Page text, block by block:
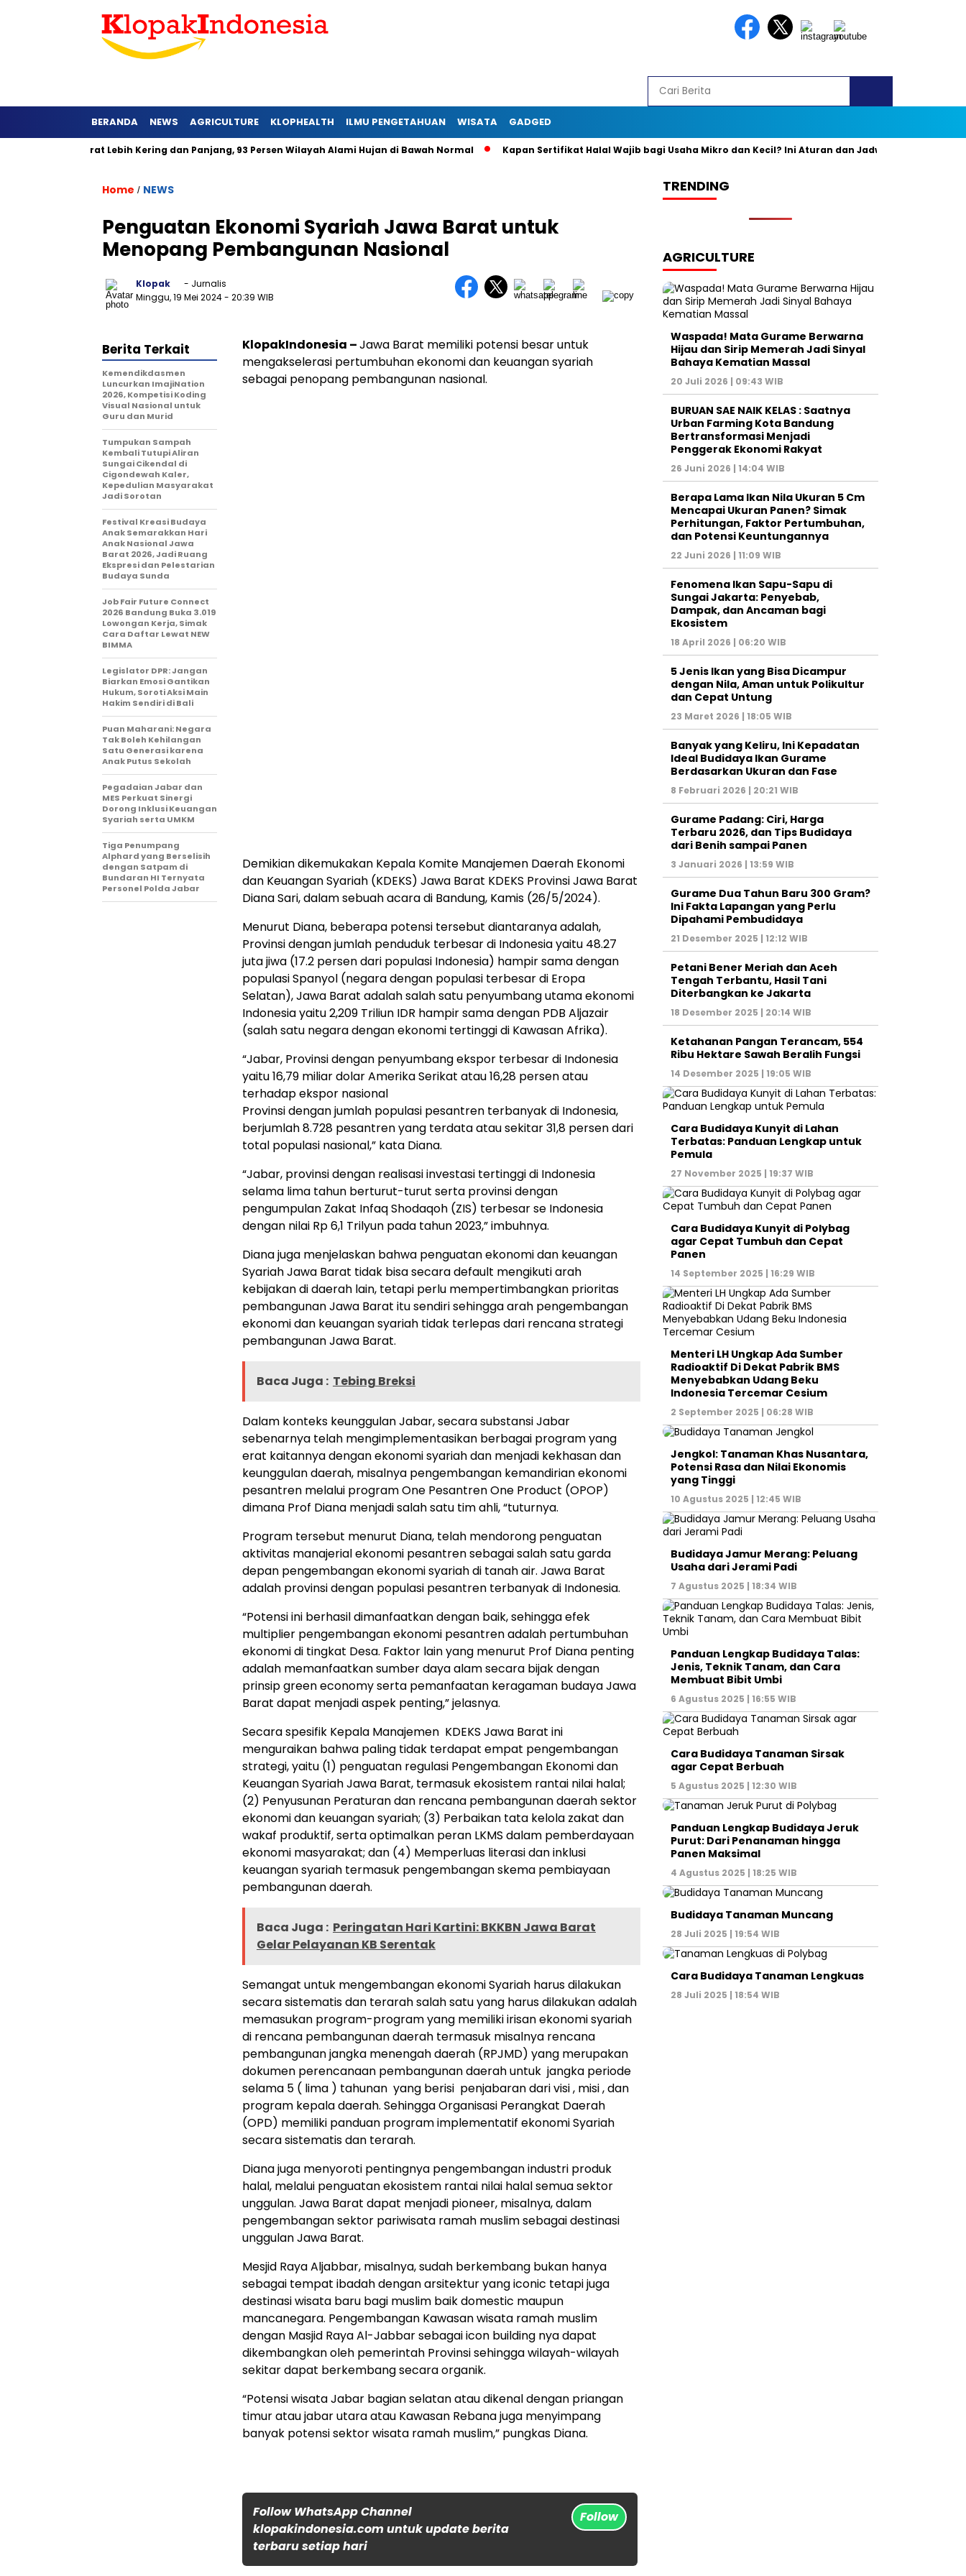
BERANDA NEWS AGRICULTURE KLOPHEALTH ILMU PENGETAHUAN WISATA GADGED
di Jawa Barat Lebih Kering dan Panjang, 93 Persen Wilayah Alami Hujan di Bawah Normal Kapan Sertifikat Halal Wajib bagi Usaha Mikro dan Kecil? Ini Aturan dan Jadwal Resminya
Home / NEWS
Penguatan Ekonomi Syariah Jawa Barat untuk
Menopang Pembangunan Nasional
Klopak
- Jurnalis
Minggu, 19 Mei 2024- 20:39 WIB
KlopakIndonesia –Jawa Barat memiliki potensi besar untuk
mengakselerasi pertumbuhan ekonomi dan keuangan syariah
sebagai penopang pembangunan nasional.
Demikian dikemukakan Kepala Komite Manajemen Daerah Ekonomi
dan Keuangan Syariah (KDEKS) Jawa Barat KDEKS Provinsi Jawa Barat
Diana Sari, dalam sebuah acara di Bandung, Kamis (26/5/2024).
Menurut Diana, beberapa potensi tersebut diantaranya adalah,
Provinsi dengan jumlah penduduk terbesar di Indonesia yaitu 48.27
juta jiwa (17.2 persen dari populasi Indonesia) hampir sama dengan
populasi Spanyol (negara dengan populasi terbesar di Eropa
Selatan), Jawa Barat adalah salah satu penyumbang utama ekonomi
Indonesia yaitu 2,209 Triliun IDR hampir sama dengan PDB Aljazair
(salah satu negara dengan ekonomi tertinggi di Kawasan Afrika).
“Jabar, Provinsi dengan penyumbang ekspor terbesar di Indonesia
yaitu 16,79 miliar dolar Amerika Serikat atau 16,28 persen atau
terhadap ekspor nasional
Provinsi dengan jumlah populasi pesantren terbanyak di Indonesia,
berjumlah 8.728 pesantren yang terdata atau sekitar 31,8 persen dari
total populasi nasional,” kata Diana.
“Jabar, provinsi dengan realisasi investasi tertinggi di Indonesia
selama lima tahun berturut-turut serta provinsi dengan
pengumpulan Zakat Infaq Shodaqoh (ZIS) terbesar se Indonesia
dengan nilai Rp 6,1 Trilyun pada tahun 2023,” imbuhnya.
Diana juga menjelaskan bahwa penguatan ekonomi dan keuangan
Syariah Jawa Barat tidak bisa secara default mengikuti arah
kebijakan di daerah lain, tetapi perlu mempertimbangkan prioritas
pembangunan Jawa Barat itu sendiri sehingga arah pengembangan
ekonomi dan keuangan syariah tidak terlepas dari rencana strategi
pembangunan Jawa Barat.
Baca Juga : Tebing Breksi
Dalam konteks keunggulan Jabar, secara substansi Jabar
sebenarnya telah mengimplementasikan berbagai program yang
erat kaitannya dengan ekonomi syariah dan menjadi kekhasan dan
keunggulan daerah, misalnya pengembangan kemandirian ekonomi
pesantren melalui program One Pesantren One Product (OPOP)
dimana Prof Diana menjadi salah satu tim ahli, “tuturnya.
Program tersebut menurut Diana, telah mendorong penguatan
aktivitas manajerial ekonomi pesantren sebagai salah satu garda
depan pengembangan ekonomi syariah di tanah air. Jawa Barat
adalah provinsi dengan populasi pesantren terbanyak di Indonesia.
“Potensi ini berhasil dimanfaatkan dengan baik, sehingga efek
multiplier pengembangan ekonomi pesantren adalah pertumbuhan
ekonomi di tingkat Desa. Faktor lain yang menurut Prof Diana penting
adalah memanfaatkan sumber daya alam secara bijak dengan
prinsip green economy serta pemanfaatan keragaman budaya Jawa
Barat dapat menjadi aspek penting,” jelasnya.
Secara spesifik Kepala Manajemen KDEKS Jawa Barat ini
menguraikan bahwa paling tidak terdapat empat pengembangan
strategi, yaitu (1) penguatan regulasi Pengembangan Ekonomi dan
Keuangan Syariah Jawa Barat, termasuk ekosistem rantai nilai halal;
(2) Penyusunan Peraturan dan rencana pembangunan daerah sektor
ekonomi dan keuangan syariah; (3) Perbaikan tata kelola zakat dan
wakaf produktif, serta optimalkan peran LKMS dalam pemberdayaan
ekonomi masyarakat; dan (4) Memperluas literasi dan inklusi
keuangan syariah termasuk pengembangan skema pembiayaan
pembangunan daerah.
Baca Juga : Peringatan Hari Kartini: BKKBN Jawa Barat
Gelar Pelayanan KB Serentak
Semangat untuk mengembangan ekonomi Syariah harus dilakukan
secara sistematis dan terarah salah satu yang harus dilakukan adalah
memasukan program-program yang memiliki irisan ekonomi syariah
di rencana pembangunan daerah termasuk misalnya rencana
pembangunan jangka menengah daerah (RPJMD) yang merupakan
dokumen perencanaan pembangunan daerah untuk jangka periode
selama 5 ( lima ) tahunan yang berisi penjabaran dari visi , misi , dan
program kepala daerah. Sehingga Organisasi Perangkat Daerah
(OPD) memiliki panduan program implementatif ekonomi Syariah
secara sistematis dan terarah.
Diana juga menyoroti pentingnya pengembangan industri produk
halal, melalui penguatan ekosistem rantai nilai halal semua sektor
unggulan. Jawa Barat dapat menjadi pioneer, misalnya, dalam
pengembangan sektor pariwisata ramah muslim sebagai destinasi
unggulan Jawa Barat.
Mesjid Raya Aljabbar, misalnya, sudah berkembang bukan hanya
sebagai tempat ibadah dengan arsitektur yang iconic tetapi juga
destinasi wisata baru bagi muslim baik domestic maupun
mancanegara. Pengembangan Kawasan wisata ramah muslim
dengan Masjid Raya Al-Jabbar sebagai icon building nya dapat
dikembangkan oleh pemerintah Provinsi sehingga wilayah-wilayah
sekitar dapat berkembang secara organik.
“Potensi wisata Jabar bagian selatan atau dikenal dengan priangan
timur atau jabar utara atau Kawasan Rebana juga menyimpang
banyak potensi sektor wisata ramah muslim,” pungkas Diana.
Follow WhatsApp Channel
klopakindonesia.com untuk update berita
terbaru setiap hari
Follow
Berita Terkait
Kemendikdasmen
Luncurkan ImajiNation
2026, Kompetisi Koding
Visual Nasional untuk
Guru dan Murid
Tumpukan Sampah
Kembali Tutupi Aliran
Sungai Cikendal di
Cigondewah Kaler,
Kepedulian Masyarakat
Jadi Sorotan
Festival Kreasi Budaya
Anak Semarakkan Hari
Anak Nasional Jawa
Barat 2026, Jadi Ruang
Ekspresi dan Pelestarian
Budaya Sunda
Job Fair Future Connect
2026 Bandung Buka 3.019
Lowongan Kerja, Simak
Cara Daftar Lewat NEW
BIMMA
Legislator DPR: Jangan
Biarkan Emosi Gantikan
Hukum, Soroti Aksi Main
Hakim Sendiri di Bali
Puan Maharani: Negara
Tak Boleh Kehilangan
Satu Generasi karena
Anak Putus Sekolah
Pegadaian Jabar dan
MES Perkuat Sinergi
Dorong Inklusi Keuangan
Syariah serta UMKM
Tiga Penumpang
Alphard yang Berselisih
dengan Satpam di
Bundaran HI Ternyata
Personel Polda Jabar
TRENDING
AGRICULTURE
Waspada! Mata Gurame Berwarna
Hijau dan Sirip Memerah Jadi Sinyal
Bahaya Kematian Massal
20 Juli 2026 | 09:43 WIB
BURUAN SAE NAIK KELAS : Saatnya
Urban Farming Kota Bandung
Bertransformasi Menjadi
Penggerak Ekonomi Rakyat
26 Juni 2026 | 14:04 WIB
Berapa Lama Ikan Nila Ukuran 5 Cm
Mencapai Ukuran Panen? Simak
Perhitungan, Faktor Pertumbuhan,
dan Potensi Keuntungannya
22 Juni 2026 | 11:09 WIB
Fenomena Ikan Sapu-Sapu di
Sungai Jakarta: Penyebab,
Dampak, dan Ancaman bagi
Ekosistem
18 April 2026 | 06:20 WIB
5 Jenis Ikan yang Bisa Dicampur
dengan Nila, Aman untuk Polikultur
dan Cepat Untung
23 Maret 2026 | 18:05 WIB
Banyak yang Keliru, Ini Kepadatan
Ideal Budidaya Ikan Gurame
Berdasarkan Ukuran dan Fase
8 Februari 2026 | 20:21 WIB
Gurame Padang: Ciri, Harga
Terbaru 2026, dan Tips Budidaya
dari Benih sampai Panen
3 Januari 2026 | 13:59 WIB
Gurame Dua Tahun Baru 300 Gram?
Ini Fakta Lapangan yang Perlu
Dipahami Pembudidaya
21 Desember 2025 | 12:12 WIB
Petani Bener Meriah dan Aceh
Tengah Terbantu, Hasil Tani
Diterbangkan ke Jakarta
18 Desember 2025 | 20:14 WIB
Ketahanan Pangan Terancam, 554
Ribu Hektare Sawah Beralih Fungsi
14 Desember 2025 | 19:05 WIB
Cara Budidaya Kunyit di Lahan
Terbatas: Panduan Lengkap untuk
Pemula
27 November 2025 | 19:37 WIB
Cara Budidaya Kunyit di Polybag
agar Cepat Tumbuh dan Cepat
Panen
14 September 2025 | 16:29 WIB
Menteri LH Ungkap Ada Sumber
Radioaktif Di Dekat Pabrik BMS
Menyebabkan Udang Beku
Indonesia Tercemar Cesium
2 September 2025 | 06:28 WIB
Jengkol: Tanaman Khas Nusantara,
Potensi Rasa dan Nilai Ekonomis
yang Tinggi
10 Agustus 2025 | 12:45 WIB
Budidaya Jamur Merang: Peluang
Usaha dari Jerami Padi
7 Agustus 2025 | 18:34 WIB
Panduan Lengkap Budidaya Talas:
Jenis, Teknik Tanam, dan Cara
Membuat Bibit Umbi
6 Agustus 2025 | 16:55 WIB
Cara Budidaya Tanaman Sirsak
agar Cepat Berbuah
5 Agustus 2025 | 12:30 WIB
Panduan Lengkap Budidaya Jeruk
Purut: Dari Penanaman hingga
Panen Maksimal
4 Agustus 2025 | 18:25 WIB
Budidaya Tanaman Muncang
28 Juli 2025 | 19:54 WIB
Cara Budidaya Tanaman Lengkuas
28 Juli 2025 | 18:54 WIB